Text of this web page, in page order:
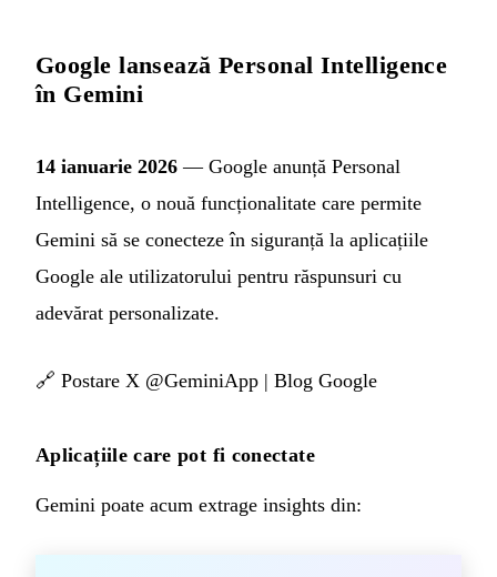
Google lansează Personal Intelligence
în Gemini
14 ianuarie 2026 — Google anunță Personal
Intelligence, o nouă funcționalitate care permite
Gemini să se conecteze în siguranță la aplicațiile
Google ale utilizatorului pentru răspunsuri cu
adevărat personalizate.
🔗 Postare X @GeminiApp | Blog Google
Aplicațiile care pot fi conectate
Gemini poate acum extrage insights din: